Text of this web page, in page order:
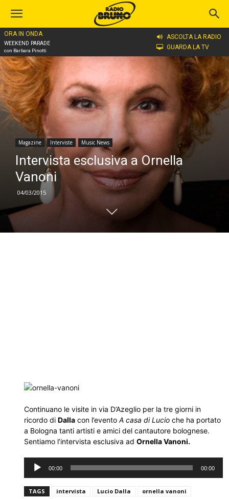
ORA IN ONDA
WEEKEND PARADE
con Barbara Pinotti
ASCOLTA LA RADIO
GUARDA LA TV
Home
Magazine Interviste Music News
Intervista esclusiva a Ornella
Vanoni
04/03/2015
Continuano le visite in via D’Azeglio per la tre giorni in
ricordo di Dalla con l’evento A casa di Lucio che ha portato
a Bologna tanti artisti e amici del cantautore bolognese.
Sentiamo l’intervista esclusiva ad Ornella Vanoni.
Audio
Player
00:00 00:00
TAGS intervista Lucio Dalla ornella vanoni